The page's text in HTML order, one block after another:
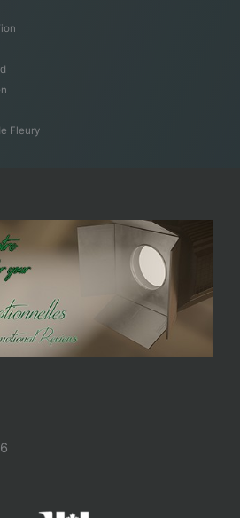
Fleury